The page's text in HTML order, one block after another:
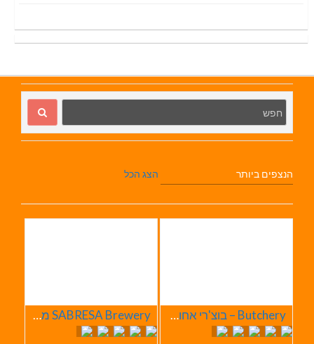
הנצפים ביותר הצג הכל
Butchery – בוצ'רי אחוזת הבשר SABRESA Brewery מבשלת שיכר | מבשלת בירה